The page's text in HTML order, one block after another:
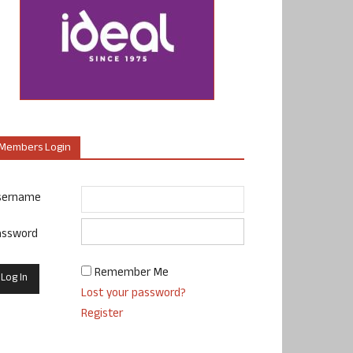
Login
Remember Me
Lost your password?
Register